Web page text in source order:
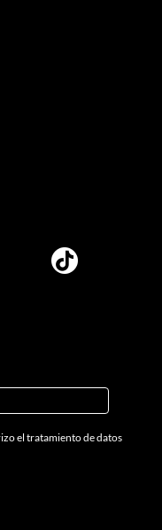
el tratamiento de datos